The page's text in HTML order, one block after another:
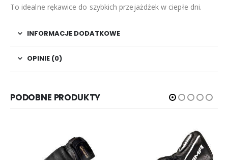
To idealne rękawice do szybkich przejażdżek w ciepłe dni.
INFORMACJE DODATKOWE
OPINIE (0)
PODOBNE PRODUKTY